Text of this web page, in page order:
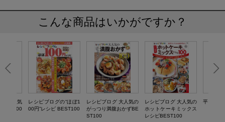
こんな商品はいかがですか？
の大人気
レシピブログの“ほぼ1
00円”レシピ BEST100
レシピブログ 大人気の
がっつり満腹おかずBE
ST100
レシピブログ 大人気の
ホットケーキミックス
レシピBEST100
平日ラン